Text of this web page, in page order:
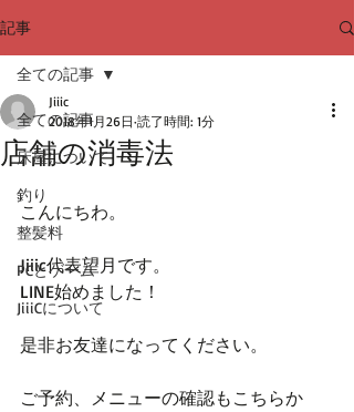
記事
全ての記事
床屋について
釣り
整髪料
PCとゲーム
JiiiCについて
全ての記事
店舗の消毒法
Jiiic
2018年1月26日 読了時間: 1分
こんにちわ。
Jiiic代表望月です。
LINE始めました！
是非お友達になってください。
ご予約、メニューの確認もこちらか